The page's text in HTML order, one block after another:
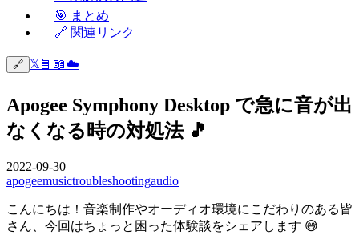
🎯 まとめ
🔗 関連リンク
🔗 𝕏📘 📖☁️
Apogee Symphony Desktop で急に音が出
なくなる時の対処法 🎵
2022-09-30
apogeemusictroubleshootingaudio
こんにちは！音楽制作やオーディオ環境にこだわりのある皆
さん、今回はちょっと困った体験談をシェアします 😅